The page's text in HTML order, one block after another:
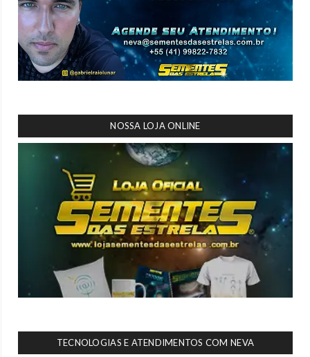
NOSSA LOJA ONLINE
TECNOLOGIAS E ATENDIMENTOS COM NEVA